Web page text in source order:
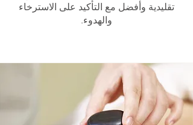
تقليدية وأفضل مع التأكيد على الاسترخاء
والهدوء.